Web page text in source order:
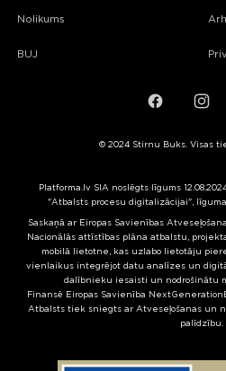
Nolikums
BUJ
Facebook
© 2024 Stirnu Buks. Visas
Platforma.lv SIA noslēgts līgums
"Atbalsts procesu digitalizācijai", līguma
Saskaņā ar Eiropas Savienības
Nacionālās attīstības plāna atbalstu,
mobilā lietotne, kas uzlabo lietotāju
vienlaikus integrējot datu analīzes un
dalībnieku iesaisti un nodrošinātu
Finansē Eiropas Savienība
Atbalsts tiek sniegts ar Atveseļošanas un
palīdzību.